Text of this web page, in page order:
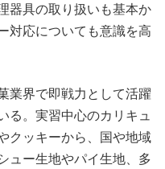
器具の取り扱いも基本か
対応についても意識を高
業界で即戦力として活躍
る。実習中心のカリキュ
クッキーから、国や地域
ュー生地やパイ生地、多